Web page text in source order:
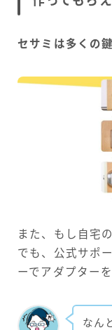
セサミは多くの
また、もし自宅
でも、公式サポ
ーでアダプター
なん